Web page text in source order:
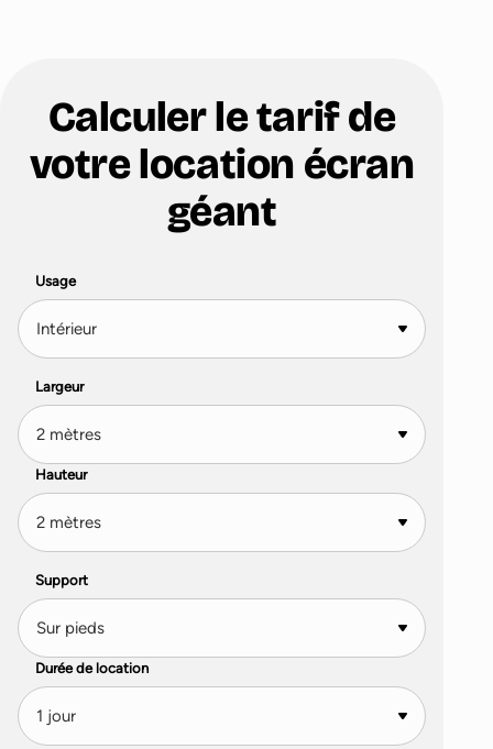
Calculer le tarif de
votre location écran
géant
Usage
Largeur
Hauteur
Support
Durée de location